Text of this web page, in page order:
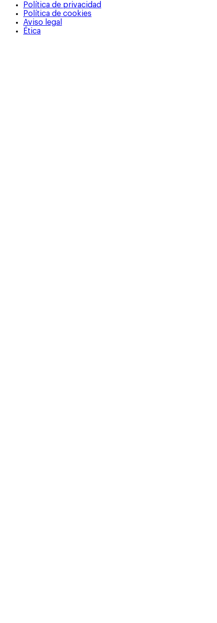
Política de privacidad
Política de cookies
Aviso legal
Ética